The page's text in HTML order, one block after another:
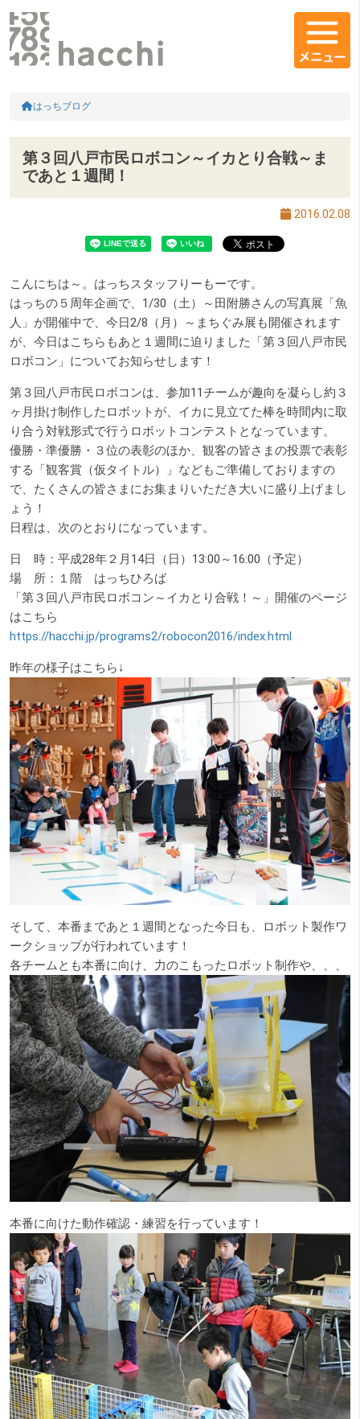
コンテンツエリア
メインコンテンツ
HOME
はっちブログ
第３回八戸市民ロボコン～イカとり合戦～ま
であと１週間！
2016.02.08
こんにちは～。はっちスタッフりーもーです。
はっちの５周年企画で、1/30（土）～田附勝さんの写真展「魚
人」が開催中で、今日2/8（月）～まちぐみ展も開催されます
が、今日はこちらもあと１週間に迫りました「第３回八戸市民
ロボコン」についてお知らせします！
第３回八戸市民ロボコンは、参加11チームが趣向を凝らし約３
ヶ月掛け制作したロボットが、イカに見立てた棒を時間内に取
り合う対戦形式で行うロボットコンテストとなっています。
優勝・準優勝・３位の表彰のほか、観客の皆さまの投票で表彰
する「観客賞（仮タイトル）」などもご準備しておりますの
で、たくさんの皆さまにお集まりいただき大いに盛り上げまし
ょう！
日程は、次のとおりになっています。
日 時：平成28年２月14日（日）13:00～16:00（予定）
場 所：１階 はっちひろば
「第３回八戸市民ロボコン～イカとり合戦！～」開催のページ
はこちら
https://hacchi.jp/programs2/robocon2016/index.html
昨年の様子はこちら↓
そして、本番まであと１週間となった今日も、ロボット製作ワ
ークショップが行われています！
各チームとも本番に向け、力のこもったロボット制作や、、、
本番に向けた動作確認・練習を行っています！